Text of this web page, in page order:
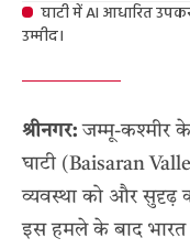
घाटी में AI आधारित
उम्मीद।
श्रीनगर: जम्मू-कश्मीर
घाटी (Baisaran
व्यवस्था को और सुदृढ़
इस हमले के बाद